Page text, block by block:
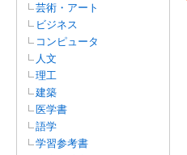
芸術・アート
ビジネス
コンピュータ
人文
理工
建築
医学書
語学
学習参考書